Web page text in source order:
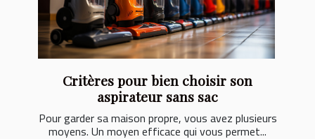
Critères pour bien choisir son
aspirateur sans sac
Pour garder sa maison propre, vous avez plusieurs
moyens. Un moyen efficace qui vous permet...